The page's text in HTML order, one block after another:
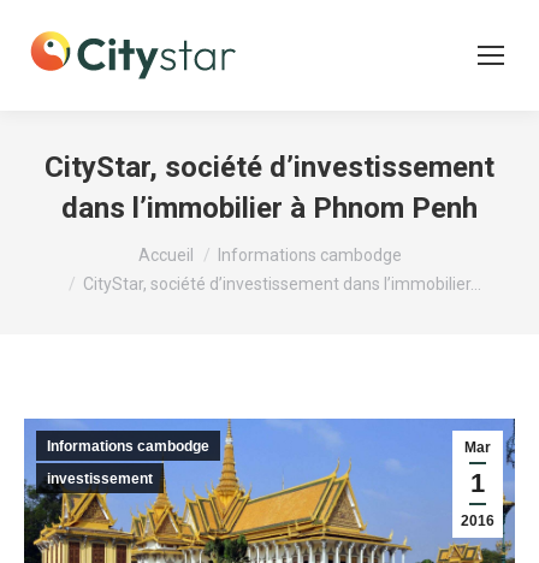
CityStar, société d’investissement
dans l’immobilier à Phnom Penh
Accueil
Informations cambodge
CityStar, société d’investissement dans l’immobilier…
Mar
1
2016
Informations cambodge
investissement